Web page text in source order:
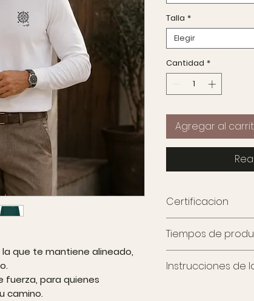
la que te mantiene alineado,
fuerza, para quienes
camino.
Talla *
Elegir
Cantidad *
Agregar al
Certificacion
del tejido. Además,
Standard 100 y
que el producto
Tiempos de
reducir residuos y
Instrucciones de